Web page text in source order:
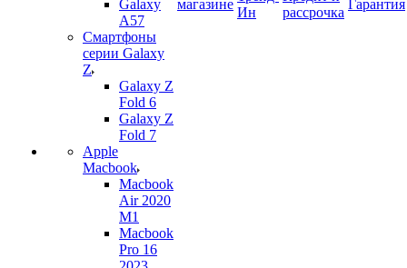
Galaxy
A57
Смартфоны
серии Galaxy
Z
Galaxy Z
Fold 6
Galaxy Z
Fold 7
Apple
Macbook
Macbook
Air 2020
M1
Macbook
Pro 16
магазине
Ин
рассрочка
Гарантия